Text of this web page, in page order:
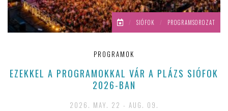
/ SIÓFOK / PROGRAMSOROZAT
PROGRAMOK
EZEKKEL A PROGRAMOKKAL VÁR A PLÁZS SIÓFOK
2026-BAN
2026. MAY. 22 - AUG. 09.